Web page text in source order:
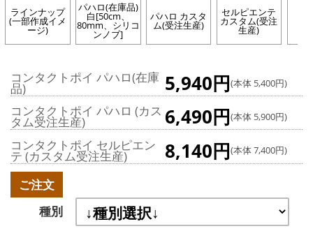
ラインナップ
(一部作成イメ
ージ)
パハロ(在庫品)
白[50cm、
80mm、シリコ
ンノブ]
パハロ カスタ
ム(受注生産)
セルピエンテ
カスタム(受注
生産)
コンタクトポイ パハロ(在庫
品) 5,940円(本体 5,400円)
コンタクトポイ パハロ (カス
タム受注生産) 6,490円(本体 5,900円)
コンタクトポイ セルピエン
テ (カスタム受注生産) 8,140円(本体 7,400円)
ご注文
種別